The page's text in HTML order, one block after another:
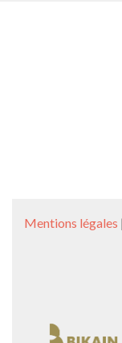
Mentions légales